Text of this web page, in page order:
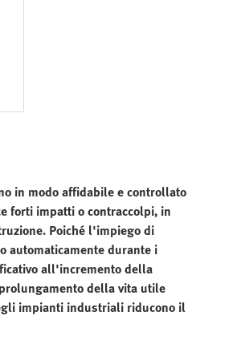
in modo affidabile e controllato
forti impatti o contraccolpi, in
Poiché l'impiego di
automaticamente durante i
all'incremento della
della vita utile
impianti industriali riducono il